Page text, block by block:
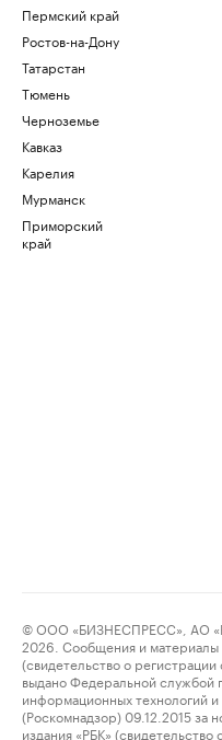
Пермский край
Ростов-на-Дону
Татарстан
Тюмень
Черноземье
Кавказ
Карелия
Мурманск
Приморский
край
© ООО «БИЗНЕСПРЕСС», АО
2026. Сообщения и материалы
(свидетельство о
выдано Федеральной службой
информационных технологий
(Роскомнадзор) 09.12.2015
издания «РБК»